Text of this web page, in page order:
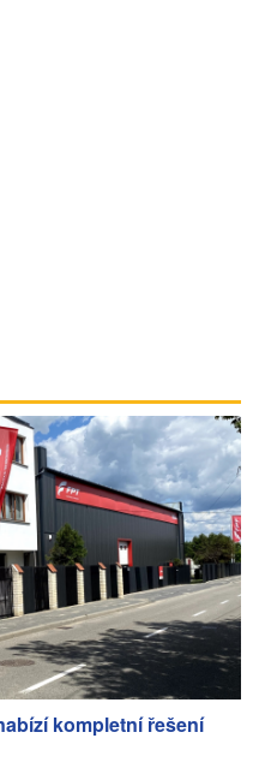
kompletní řešení